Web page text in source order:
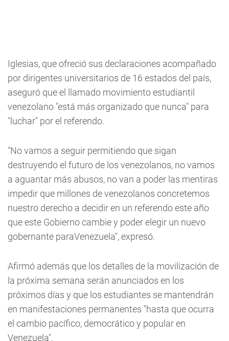
Iglesias, que ofreció sus declaraciones acompañado
por dirigentes universitarios de 16 estados del país,
aseguró que el llamado movimiento estudiantil
venezolano "está más organizado que nunca" para
"luchar" por el referendo.
"No vamos a seguir permitiendo que sigan
destruyendo el futuro de los venezolanos, no vamos
a aguantar más abusos, no van a poder las mentiras
impedir que millones de venezolanos concretemos
nuestro derecho a decidir en un referendo este año
que este Gobierno cambie y poder elegir un nuevo
gobernante paraVenezuela", expresó.
Afirmó además que los detalles de la movilización de
la próxima semana serán anunciados en los
próximos días y que los estudiantes se mantendrán
en manifestaciones permanentes "hasta que ocurra
el cambio pacífico, democrático y popular en
Venezuela".